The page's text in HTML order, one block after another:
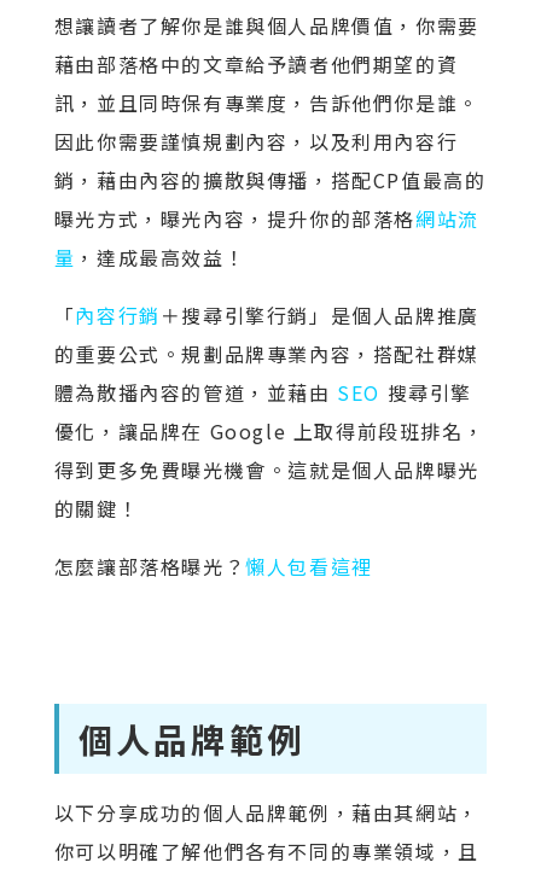
想讓讀者了解你是誰與個人品牌價值，你需要
藉由部落格中的文章給予讀者他們期望的資
訊，並且同時保有專業度，告訴他們你是誰。
因此你需要謹慎規劃內容，以及利用內容行
銷，藉由內容的擴散與傳播，搭配CP值最高的
曝光方式，曝光內容，提升你的部落格網站流
量 ，達成最高效益！
「內容行銷 ＋搜尋引擎行銷」是個人品牌推廣
的重要公式。規劃品牌專業內容，搭配社群媒
體為散播內容的管道，並藉由 SEO 搜尋引擎
優化，讓品牌在 Google 上取得前段班排名，
得到更多免費曝光機會。這就是個人品牌曝光
的關鍵！
怎麼讓部落格曝光？懶人包看這裡
個人品牌範例
以下分享成功的個人品牌範例，藉由其網站，
你可以明確了解他們各有不同的專業領域，且